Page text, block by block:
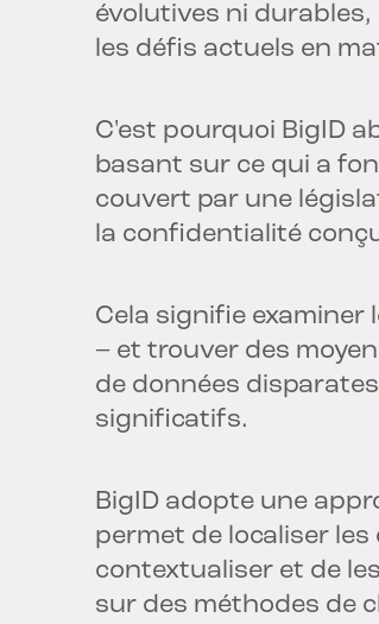
évolutives ni
les défis actuels en
C'est pourquoi BigID
basant sur ce qui a
couvert par une
la confidentialité
Cela signifie examiner
– et trouver des
de données
significatifs.
BigID adopte une
permet de localiser
contextualiser et de
sur des méthodes de